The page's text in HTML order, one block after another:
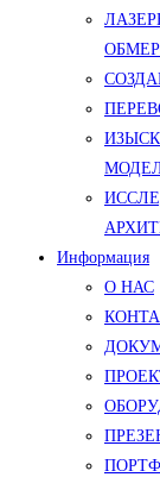
Информация
О НАС